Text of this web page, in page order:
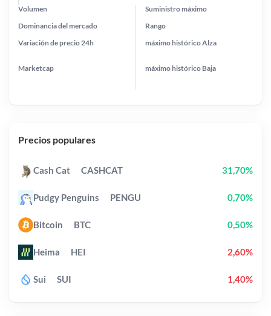
Variación de precio 24h
Suministro máximo
Dominancia del mercado
Marketcap
Volumen
Rango
máximo históricoAlza
máximo histórico Baja
Precios populares
Cash Cat CASHCAT 31,70%
Pudgy Penguins PENGU 0,70%
Bitcoin BTC 0,50%
Heima HEI 2,60%
Sui SUI 1,40%